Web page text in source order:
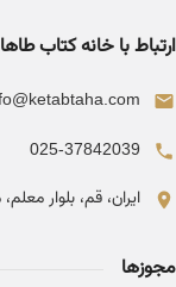
ارتباط با خانه کتاب طاها
025-37842039
ایران، قم، بلوار
مجوزها